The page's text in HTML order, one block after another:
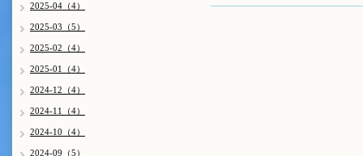
2025-04（4）
2025-03（5）
2025-02（4）
2025-01（4）
2024-12（4）
2024-11（4）
2024-10（4）
2024-09（5）